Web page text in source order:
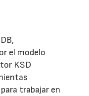
el modelo
KSD
trabajar en